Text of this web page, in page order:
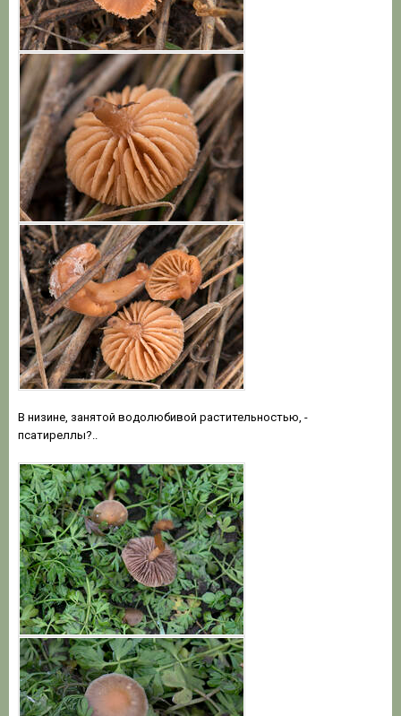
В низине, занятой водолюбивой растительностью, -
псатиреллы?..